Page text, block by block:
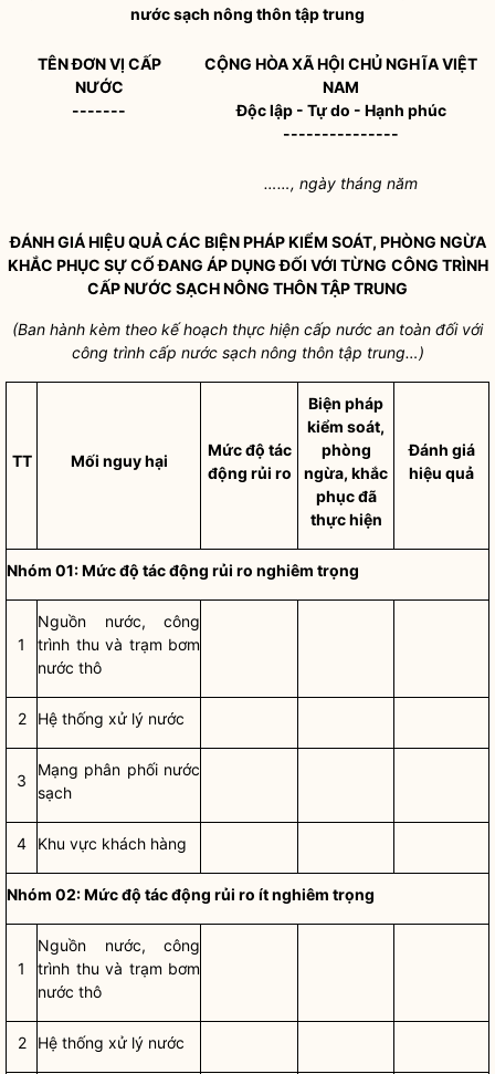
nước sạch nông thôn tập trung
TÊNĐƠN VỊ CẤP
NƯỚC
-------
CỘNG HÒA XÃ HỘI CHỦ NGHĨA VIỆT
NAM
Độc lập - Tự do - Hạnh phúc
---------------
……, ngày tháng năm
ĐÁNH GIÁ HIỆU QUẢ CÁC BIỆN PHÁP KIỂM SOÁT, PHÒNG NGỪA
KHẮC PHỤC SỰ CỐ ĐANG ÁP DỤNG ĐỐI VỚI TỪNG CÔNG TRÌNH
CẤP NƯỚC SẠCH NÔNG THÔN TẬP TRUNG
(Ban hành kèm theo kế hoạch thực hiện cấp nước an toàn đối với
công trình cấp nước sạch nông thôn tập trung…)
TT Mối nguy hại
Mức độ tác
động rủi ro
Biện pháp
kiểm soát,
phòng
ngừa, khắc
phục đã
thực hiện
Đánh giá
hiệu quả
Nhóm 01: Mức độ tác động rủi ro nghiêm trọng
1
Nguồn nước, công
trình thu và trạm bơm
nước thô
2 Hệ thống xử lý nước
3
Mạng phân phối nước
sạch
4 Khu vực khách hàng
Nhóm 02: Mức độ tác động rủi ro ít nghiêm trọng
1
Nguồn nước, công
trình thu và trạm bơm
nước thô
2 Hệ thống xử lý nước